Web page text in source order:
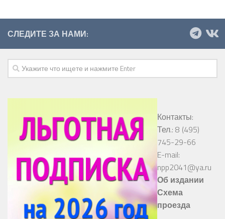
СЛЕДИТЕ ЗА НАМИ:
Контакты:
Тел.: 8 (495)
745-29-66
E-mail:
npp2041@ya.ru
Об издании
Схема
проезда